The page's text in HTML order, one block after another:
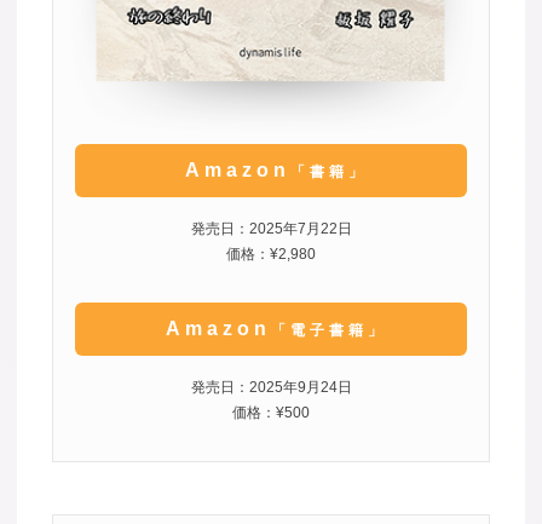
Amazon 「書籍」
発売日：2025年7月22日
価格：¥2,980
Amazon 「電子書籍」
発売日：2025年9月24日
価格：¥500